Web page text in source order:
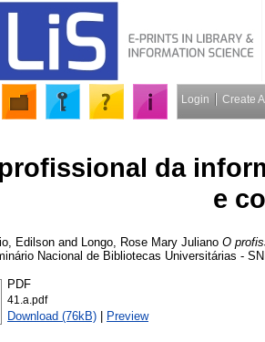
Login Create
da
e
Edilson and Longo, Rose Mary Juliano O
Nacional de Bibliotecas Universitárias -
PDF
41.a.pdf
Download (76kB) | Preview